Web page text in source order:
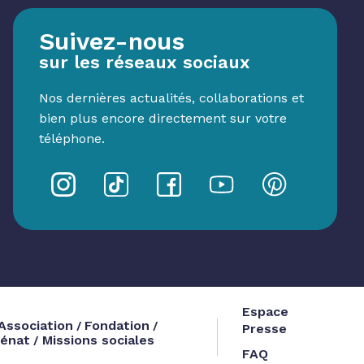
Suivez-nous
sur les réseaux sociaux
Nos dernières actualités, collaborations et
bien plus encore directement sur votre
téléphone.
/ Fondation /
/ Missions sociales
Espace
Presse
FAQ